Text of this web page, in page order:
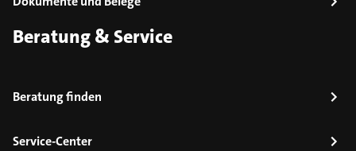
Beratung & Service
Beratung finden
Service-Center